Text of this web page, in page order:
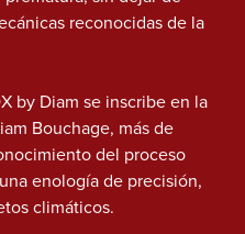
reconocidas de la
by Diam se inscribe en la
Bouchage, más de
del proceso
enología de precisión,
climáticos.